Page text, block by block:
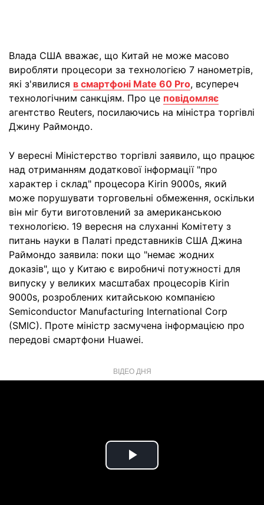
Влада США вважає, що Китай не може масово
виробляти процесори за технологією 7 нанометрів,
які з'явилися в смартфоні Mate 60 Pro, всупереч
технологічним санкціям. Про це повідомляє
агентство Reuters, посилаючись на міністра торгівлі
Джину Раймондо.
У вересні Міністерство торгівлі заявило, що працює
над отриманням додаткової інформації "про
характер і склад" процесора Kirin 9000s, який
може порушувати торговельні обмеження, оскільки
він міг бути виготовлений за американською
технологією. 19 вересня на слуханні Комітету з
питань науки в Палаті представників США Джина
Раймондо заявила: поки що "немає жодних
доказів", що у Китаю є виробничі потужності для
випуску у великих масштабах процесорів Kirin
9000s, розроблених китайською компанією
Semiconductor Manufacturing International Corp
(SMIC). Проте міністр засмучена інформацією про
передові смартфони Huawei.
ВІДЕО ДНЯ
Play